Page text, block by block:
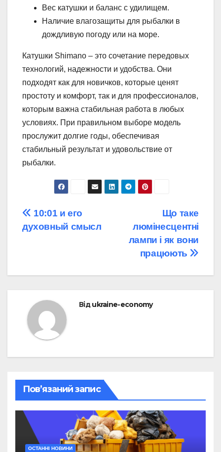
Вес катушки и баланс с удилищем.
Наличие влагозащиты для рыбалки в
дождливую погоду или на море.
Катушки Shimano – это сочетание передовых
технологий, надежности и удобства. Они
подходят как для новичков, которые ценят
простоту и комфорт, так и для профессионалов,
которым важна стабильная работа в любых
условиях. При правильном выборе модель
прослужит долгие годы, обеспечивая
стабильный результат и удовольствие от
рыбалки.
Навігація
записів
Що таке
люмінесцентні
лампи і як вони
працюють
10:01 и его
духовный смысл
Відukraine-economy
Пов’язаний запис
ОСТАННІ НОВИНИ